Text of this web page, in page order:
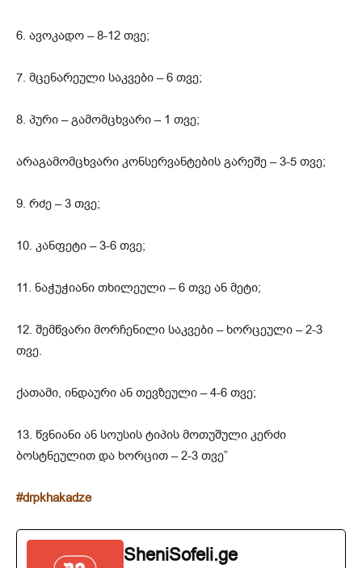
6. ავოკადო – 8-12 თვე;
7. მცენარეული საკვები – 6 თვე;
8. პური – გამომცხვარი – 1 თვე;
არაგამომცხვარი კონსერვანტების გარეშე – 3-5 თვე;
9. რძე – 3 თვე;
10. კანფეტი – 3-6 თვე;
11. ნაჭუჭიანი თხილეული – 6 თვე ან მეტი;
12. შემწვარი მორჩენილი საკვები – ხორცეული – 2-3
თვე.
ქათამი, ინდაური ან თევზეული – 4-6 თვე;
13. წვნიანი ან სოუსის ტიპის მოთუშული კერძი
ბოსტნეულით და ხორცით – 2-3 თვე”
#drpkhakadze
SheniSofeli.ge